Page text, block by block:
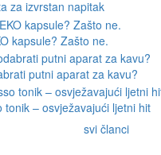
za izvrstan napitak
kapsule? Zašto ne.
putni aparat za kavu?
tonik – osvježavajući ljetni hit
svi članci